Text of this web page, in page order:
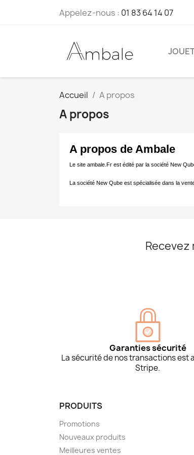
Appelez-nous : 01 83 64 14 07
Accueil A propos
A propos
A propos de Ambale
Le site ambale.Fr est édité par la société New
La société New Qube est spécialisée dans la
Recevez
Garanties sécurité
La sécurité de nos transactions est
Stripe.
PRODUITS
Promotions
Nouveaux produits
Meilleures ventes